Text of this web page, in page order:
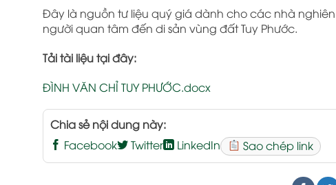
Đây là nguồn tư liệu quý giá dành cho các nhà
người quan tâm đến di sản vùng đất Tuy Phước.
Tải tài liệu tại đây:
ĐÌNH VĂN CHỈ TUY PHƯỚC.docx
Chia sẻ nội dung này:
Facebook
Twitter LinkedIn Sao chép link